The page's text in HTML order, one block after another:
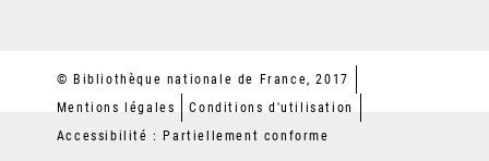
© Bibliothèque nationale de France, 2017
Mentions légales
Conditions d'utilisation
Accessibilité : Partiellement conforme